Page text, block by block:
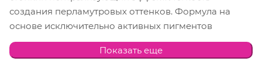
создания перламутровых оттенков. Формула на
основе исключительно активных пигментов
высочайшего качества гарантирует получение
однородного, стойкого цвета и 100% покрытие
Показать еще